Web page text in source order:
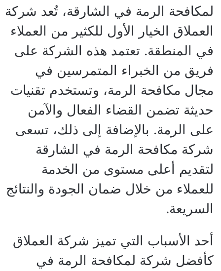
لمكافحة الرمة في الشارقة، تُعد شركة
العملاق الخيار الأول للكثير من العملاء
في المنطقة. تعتمد هذه الشركة على
فريق من الخبراء المتمرسين في
مجال مكافحة الرمة، وتستخدم تقنيات
حديثة تضمن القضاء الفعال والآمن
على الرمة. بالإضافة إلى ذلك، تسعى
شركة مكافحة الرمة في الشارقة
لتقديم أعلى مستوى من الخدمة
للعملاء من خلال ضمان الجودة والنتائج
السريعة.
أحد الأسباب التي تميز شركة العملاق
كأفضل شركة لمكافحة الرمة في